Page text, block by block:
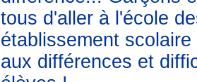
tous d'aller à l'école
établissement
aux différences et